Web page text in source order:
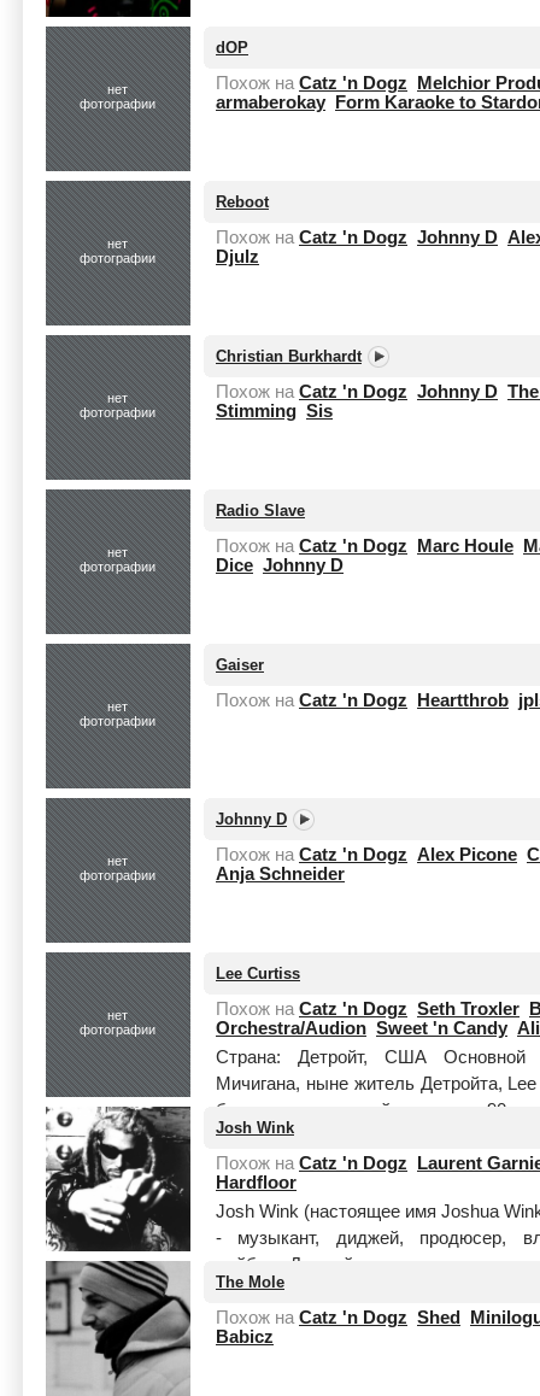
нет
фотографии
dOP
Похож на Catz 'n Dogz
Melchior
armaberokay
Form Karaoke to
нет
фотографии
Reboot
Похож на Catz 'n Dogz Johnny D
Djulz
нет
фотографии
Christian Burkhardt
Похож на Catz 'n Dogz Johnny D
Stimming Sis
нет
фотографии
Radio Slave
Похож на Catz 'n Dogz Marc Houle
Dice Johnny D
нет
фотографии
Gaiser
Похож на Catz 'n Dogz Heartthrob
нет
фотографии
Johnny D
Похож на Catz 'n Dogz Alex Picone
Anja Schneider
нет
фотографии
Lee Curtiss
Похож на Catz 'n Dogz Seth Troxler
Orchestra/Audion Sweet 'n Candy
Страна: Детройт, США Основной
Мичигана, ныне житель Детройта,
бэкграунд со второй половины 90-х
смеш...Читать целиком
Josh Wink
Похож на Catz 'n Dogz
Laurent
Hardfloor
Josh Wink (настоящее имя Joshua
- музыкант, диджей, продюсер,
лейбла. Диджей-первопроходец
стил...Читать целиком
The Mole
Похож на Catz 'n Dogz Shed
Babicz